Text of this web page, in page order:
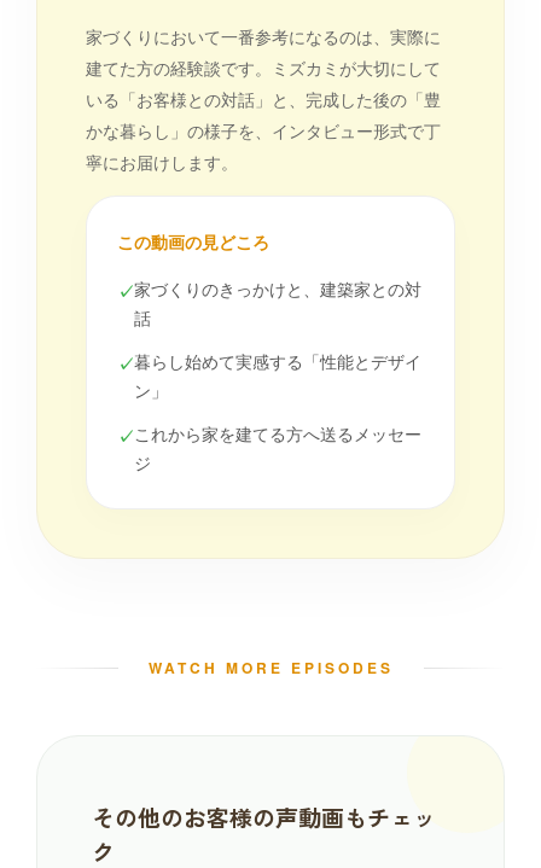
家づくりにおいて一番参考になるのは、実際に
建てた方の経験談です。ミズカミが大切にして
いる「お客様との対話」と、完成した後の「豊
かな暮らし」の様子を、インタビュー形式で丁
寧にお届けします。
この動画の見どころ
✓家づくりのきっかけと、建築家との対
話
✓暮らし始めて実感する「性能とデザイ
ン」
✓これから家を建てる方へ送るメッセー
ジ
WATCH MORE EPISODES
その他のお客様の声動画もチェッ
ク